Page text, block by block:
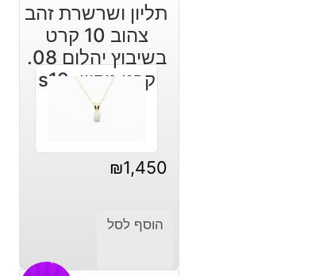
תליון ושרשרת זהב
צהוב 10 קרט
בשיבוץ יהלום 08.
קרט ניקיון: s12
₪1,450
הוסף לסל